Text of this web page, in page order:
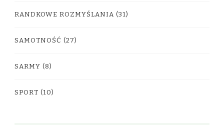
RANDKOWE ROZMYŚLANIA (31)
SAMOTNOŚĆ (27)
SARMY (8)
SPORT (10)